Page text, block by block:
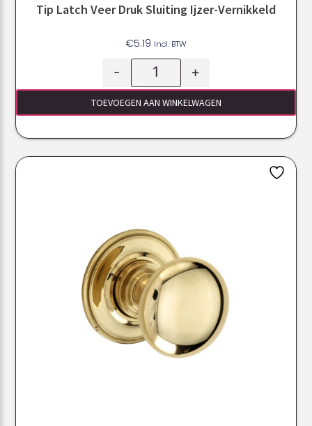
Tip Latch Veer Druk Sluiting Ijzer-Vernikkeld
€5.19 Incl. BTW
- +
TOEVOEGEN AAN WINKELWAGEN